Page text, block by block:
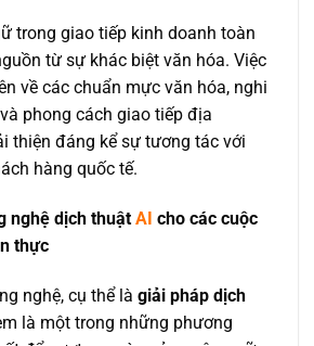
trong giao tiếp kinh doanh toàn
từ sự khác biệt văn hóa. Việc
về các chuẩn mực văn hóa, nghi
phong cách giao tiếp địa
thiện đáng kể sự tương tác với
hàng quốc tế.
nghệ dịch thuật AI cho các cuộc
thực
nghệ, cụ thể là giải pháp dịch
là một trong những phương